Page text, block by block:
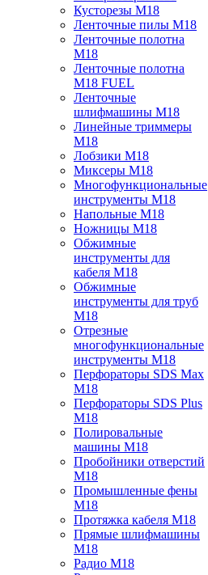
Кусторезы M18
Ленточные пилы M18
Ленточные полотна
M18
Ленточные полотна
M18 FUEL
Ленточные
шлифмашины M18
Линейные триммеры
M18
Лобзики M18
Миксеры M18
Многофункциональные
инструменты M18
Напольные M18
Ножницы M18
Обжимные
инструменты для
кабеля M18
Обжимные
инструменты для труб
M18
Отрезные
многофункциональные
инструменты M18
Перфораторы SDS Max
M18
Перфораторы SDS Plus
M18
Полировальные
машины M18
Пробойники отверстий
M18
Промышленные фены
M18
Протяжка кабеля M18
Прямые шлифмашины
M18
Радио M18